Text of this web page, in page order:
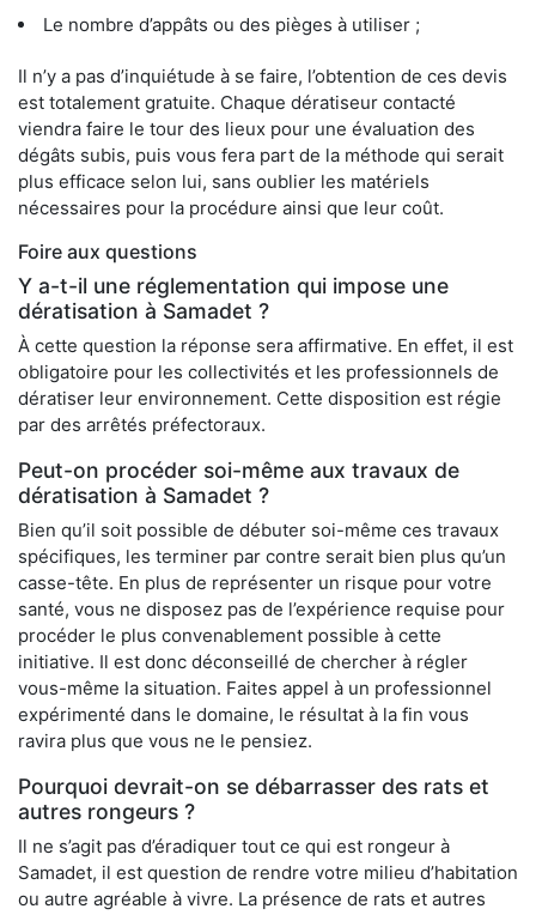
Le nombre d’appâts ou des pièges à utiliser ;
Il n’y a pas d’inquiétude à se faire, l’obtention de ces devis
est totalement gratuite. Chaque dératiseur contacté
viendra faire le tour des lieux pour une évaluation des
dégâts subis, puis vous fera part de la méthode qui serait
plus efficace selon lui, sans oublier les matériels
nécessaires pour la procédure ainsi que leur coût.
Foire aux questions
Y a-t-il une réglementation qui impose une
dératisation à Samadet ?
À cette question la réponse sera affirmative. En effet, il est
obligatoire pour les collectivités et les professionnels de
dératiser leur environnement. Cette disposition est régie
par des arrêtés préfectoraux.
Peut-on procéder soi-même aux travaux de
dératisation à Samadet ?
Bien qu’il soit possible de débuter soi-même ces travaux
spécifiques, les terminer par contre serait bien plus qu’un
casse-tête. En plus de représenter un risque pour votre
santé, vous ne disposez pas de l’expérience requise pour
procéder le plus convenablement possible à cette
initiative. Il est donc déconseillé de chercher à régler
vous-même la situation. Faites appel à un professionnel
expérimenté dans le domaine, le résultat à la fin vous
ravira plus que vous ne le pensiez.
Pourquoi devrait-on se débarrasser des rats et
autres rongeurs ?
Il ne s’agit pas d’éradiquer tout ce qui est rongeur à
Samadet, il est question de rendre votre milieu d’habitation
ou autre agréable à vivre. La présence de rats et autres